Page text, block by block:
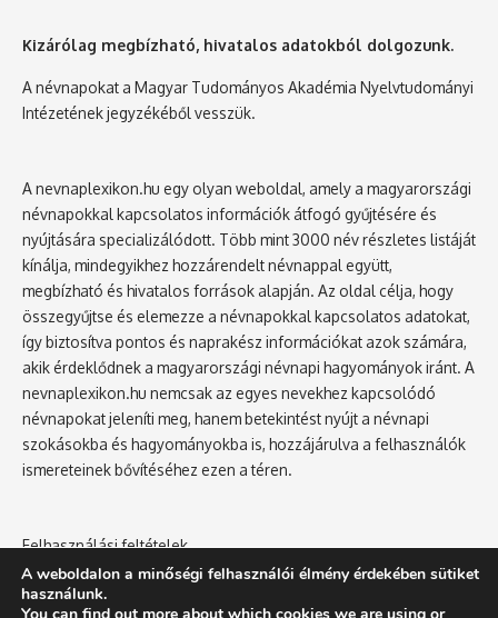
Kizárólag megbízható, hivatalos adatokból dolgozunk.
A névnapokat a Magyar Tudományos Akadémia Nyelvtudományi
Intézetének jegyzékéből vesszük.
A nevnaplexikon.hu egy olyan weboldal, amely a magyarországi
névnapokkal kapcsolatos információk átfogó gyűjtésére és
nyújtására specializálódott. Több mint 3000 név részletes listáját
kínálja, mindegyikhez hozzárendelt névnappal együtt,
megbízható és hivatalos források alapján. Az oldal célja, hogy
összegyűjtse és elemezze a névnapokkal kapcsolatos adatokat,
így biztosítva pontos és naprakész információkat azok számára,
akik érdeklődnek a magyarországi névnapi hagyományok iránt. A
nevnaplexikon.hu nemcsak az egyes nevekhez kapcsolódó
névnapokat jeleníti meg, hanem betekintést nyújt a névnapi
szokásokba és hagyományokba is, hozzájárulva a felhasználók
ismereteinek bővítéséhez ezen a téren.
Felhasználási feltételek
Adatvédelmi tájékoztató
A weboldalon a minőségi felhasználói élmény érdekében sütiket
használunk.